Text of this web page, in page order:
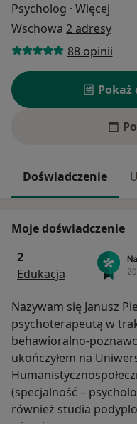
Psycholog · Więcej
Wschowa 2 adresy
88 opinii
Doświadczenie
Moje doświadczenie
2
Edukacja
Nazywam się Janusz
psychoterapeutą w
behawioralno-
ukończyłem na
(specjalność –
również studia